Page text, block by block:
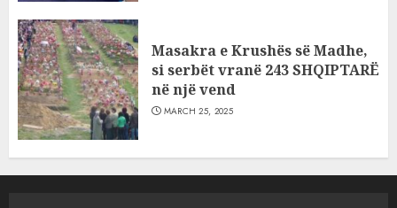
Masakra e Krushës së Madhe,
si serbët vranë 243 SHQIPTARË
në një vend
MARCH 25, 2025